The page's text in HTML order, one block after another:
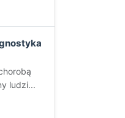
ludzi...